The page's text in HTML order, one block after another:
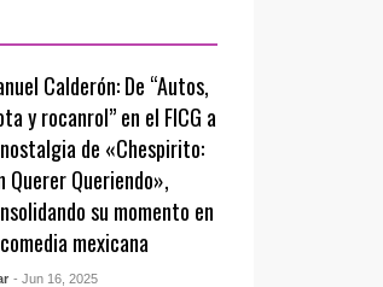
Calderón: De “Autos,
y rocanrol” en el FICG a
de «Chespirito:
Querer Queriendo»,
su momento en
mexicana
- Jun 16, 2025